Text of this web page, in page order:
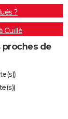
?
Cuillé
proches de